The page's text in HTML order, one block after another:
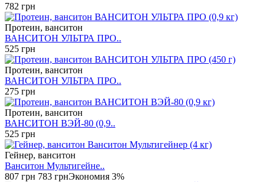
782 грн
Протеин, ванситон
ВАНСИТОН УЛЬТРА ПРО..
525 грн
Протеин, ванситон
ВАНСИТОН УЛЬТРА ПРО..
275 грн
Протеин, ванситон
ВАНСИТОН ВЭЙ-80 (0,9..
525 грн
Гейнер, ванситон
Ванситон Мультигейне..
807 грн 783 грнЭкономия 3%